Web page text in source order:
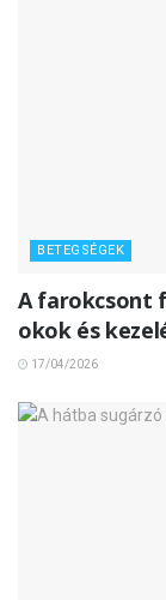
BETEGSÉGEK
A farokcsont
okok és
17/04/2026